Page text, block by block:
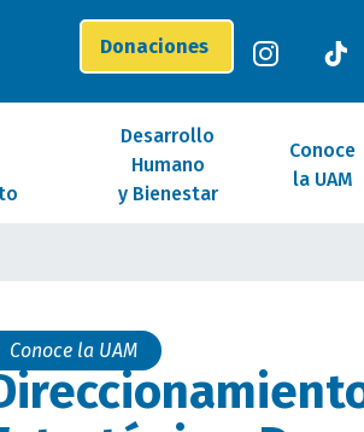
Donaciones
Desarrollo
Humano
y Bienestar
Conoce
la UAM
Conoce la UAM